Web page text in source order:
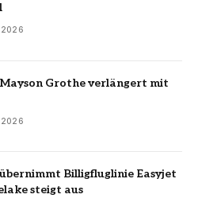
2026
Grothe verlängert mit
2026
Billigfluglinie Easyjet
steigt aus